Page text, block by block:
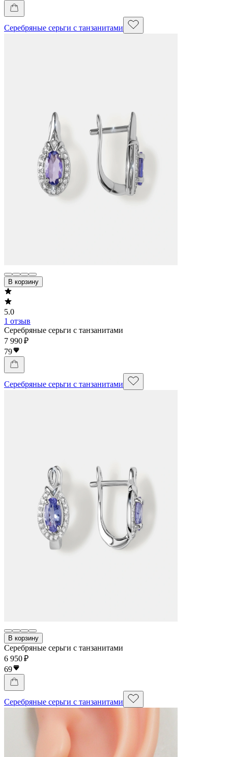
Серебряные серьги с танзанитами
В корзину
5.0
1 отзыв
Серебряные серьги с танзанитами
7 990 ₽
79
Серебряные серьги с танзанитами
В корзину
Серебряные серьги с танзанитами
6 950 ₽
69
Серебряные серьги с танзанитами